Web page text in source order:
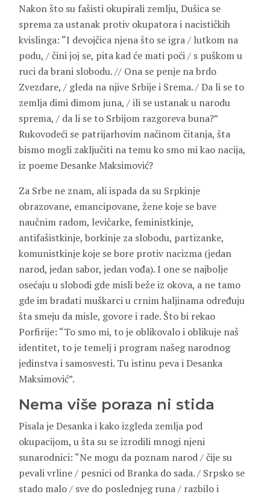
Nakon što su fašisti okupirali zemlju, Dušica se
sprema za ustanak protiv okupatora i nacističkih
kvislinga: “I devojčica njena što se igra / lutkom na
podu, / čini joj se, pita kad će mati poći / s puškom u
ruci da brani slobodu. // Ona se penje na brdo
Zvezdare, / gleda na njive Srbije i Srema. / Da li se to
zemlja dimi dimom juna, / ili se ustanak u narodu
sprema, / da li se to Srbijom razgoreva buna?”
Rukovodeći se patrijarhovim načinom čitanja, šta
bismo mogli zaključiti na temu ko smo mi kao nacija,
iz poeme Desanke Maksimović?
Za Srbe ne znam, ali ispada da su Srpkinje
obrazovane, emancipovane, žene koje se bave
naučnim radom, levičarke, feministkinje,
antifašistkinje, borkinje za slobodu, partizanke,
komunistkinje koje se bore protiv nacizma (jedan
narod, jedan sabor, jedan vođa). I one se najbolje
osećaju u slobodi gde misli beže iz okova, a ne tamo
gde im bradati muškarci u crnim haljinama određuju
šta smeju da misle, govore i rade. Što bi rekao
Porfirije: “To smo mi, to je oblikovalo i oblikuje naš
identitet, to je temelj i program našeg narodnog
jedinstva i samosvesti. Tu istinu peva i Desanka
Maksimović”.
Nema više poraza ni stida
Pisala je Desanka i kako izgleda zemlja pod
okupacijom, u šta su se izrodili mnogi njeni
sunarodnici: “Ne mogu da poznam narod / čije su
pevali vrline / pesnici od Branka do sada. / Srpsko se
stado malo / sve do poslednjeg runa / razbilo i